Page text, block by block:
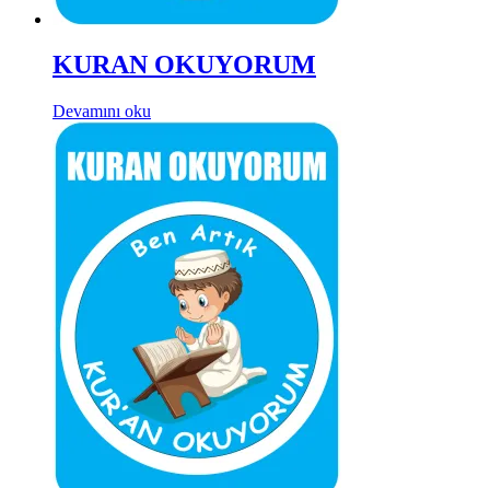
KURAN OKUYORUM
Devamını oku